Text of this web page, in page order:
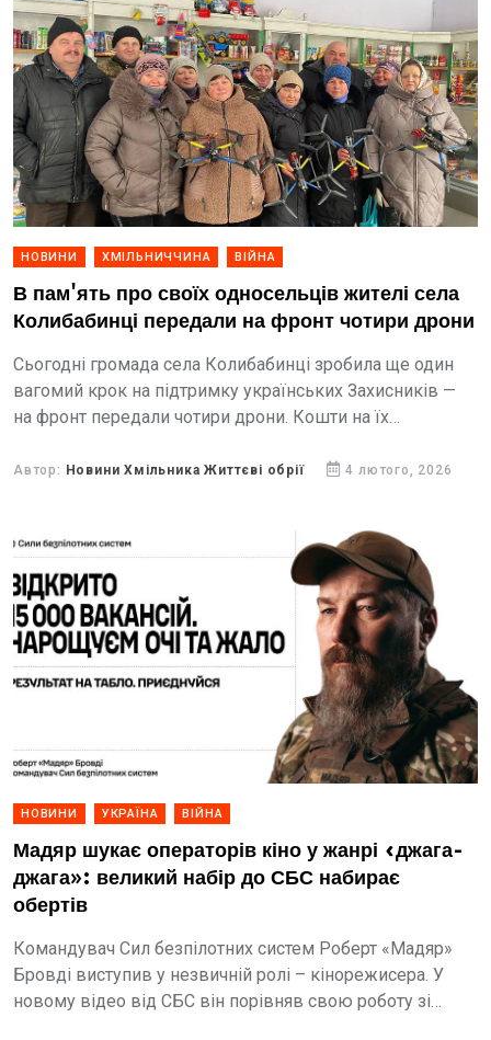
НОВИНИ ХМІЛЬНИЧЧИНА ВІЙНА
В пам'ять про своїх односельців жителі села
Колибабинці передали на фронт чотири дрони
Сьогодні громада села Колибабинці зробила ще один
вагомий крок на підтримку українських Захисників —
на фронт передали чотири дрони. Кошти на їх
всього села під...
Автор: Новини Хмільника Життєві обрії 4 лютого, 2026
НОВИНИ УКРАЇНА ВІЙНА
Мадяр шукає операторів кіно у жанрі «джага-
джага»: великий набір до СБС набирає
обертів
Командувач Сил безпілотних систем Роберт «Мадяр»
Бровді виступив у незвичній ролі – кінорежисера. У
новому відео від СБС він порівняв свою роботу зі